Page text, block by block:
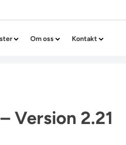
Om oss Kontakt
Version 2.21